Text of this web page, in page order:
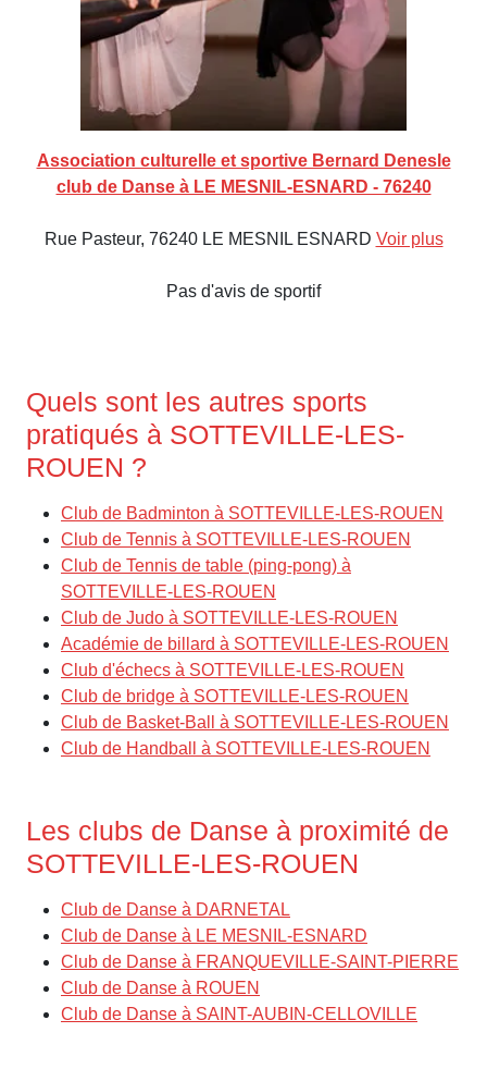
Association culturelle et sportive Bernard Denesle
club de Danse à LE MESNIL-ESNARD - 76240
Rue Pasteur, 76240 LE MESNIL ESNARD Voir plus
Pas d'avis de sportif
Quels sont les autres sports
pratiqués à SOTTEVILLE-LES-
ROUEN ?
Club de Badminton à SOTTEVILLE-LES-ROUEN
Club de Tennis à SOTTEVILLE-LES-ROUEN
Club de Tennis de table (ping-pong) à
SOTTEVILLE-LES-ROUEN
Club de Judo à SOTTEVILLE-LES-ROUEN
Académie de billard à SOTTEVILLE-LES-ROUEN
Club d'échecs à SOTTEVILLE-LES-ROUEN
Club de bridge à SOTTEVILLE-LES-ROUEN
Club de Basket-Ball à SOTTEVILLE-LES-ROUEN
Club de Handball à SOTTEVILLE-LES-ROUEN
Les clubs de Danse à proximité de
SOTTEVILLE-LES-ROUEN
Club de Danse à DARNETAL
Club de Danse à LE MESNIL-ESNARD
Club de Danse à FRANQUEVILLE-SAINT-PIERRE
Club de Danse à ROUEN
Club de Danse à SAINT-AUBIN-CELLOVILLE